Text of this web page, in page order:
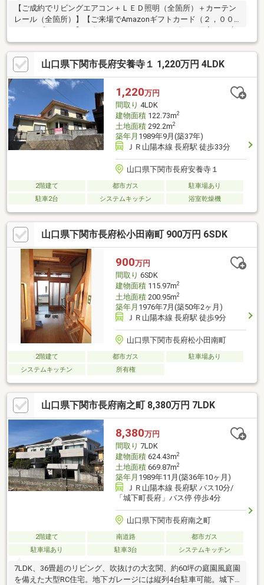
【ご成約でリビングエアコン＋ＬＥＤ照明（全箇所）＋カーテン
レール（全箇所）】【ご来場でAmazonギフトカード（２，００
化！即日ご案内ＯＫ！（夜間も大丈夫！）まずはお電話くださ
い。【Yネット不動産（株）】フリーダイヤル：０１２０－２１０
－３４０※３６５日、年中無休で営業中。◆Yネットだけの基本サ
ービス・お引越し前のクリーニングサービス。・引越し業者によ
る割引きサービス。◆地元業者のYネットで買うと超お得！【価
格！(安)、金利！(安)、サービス！(多)、税金！(得)】【アフター
サービスに特に自信あり】
山口県下関市長府安養寺１ 1,220万円 4LDK
1,220万円
間取り 4LDK
建物面積122.73m2
土地面積292.2m2
築年月 1989年9月(築37年)
ＪＲ山陽本線 長府駅 徒歩33分
山口県下関市長府安養寺１
2階建て 都市ガス
駐車場あり
駐車2台
システムキッチン 浴室乾燥機
山口県下関市長府松小田南町 900万円 6SDK
900万円
間取り 6SDK
建物面積115.97m2
土地面積200.95m2
築年月 1976年7月(築50年2ヶ月)
ＪＲ山陽本線 長府駅 徒歩9分
山口県下関市長府松小田南町
2階建て 都市ガス
駐車場あり
システムキッチン
所有権
山口県下関市長府南之町 8,380万円 7LDK
8,380万円
間取り 7LDK
建物面積624.43m2
土地面積669.87m2
築年月 1989年11月(築36年10ヶ月)
ＪＲ山陽本線 長府駅 バス10分/
「城下町長府」バス停 停歩4分
山口県下関市長府南之町
2階建て 南道路
都市ガス
駐車場あり
駐車3台 システムキッチン
7LDK、36畳超のリビング、吹抜けの大玄関、約60坪の庭園風庭園
を備えた大型RC住宅。地下ガレージには縦列4台駐車可能。城下